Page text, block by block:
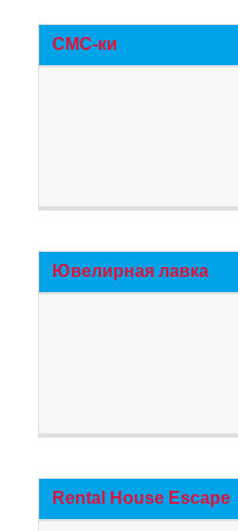
СМС-ки
Ювелирная лавка
Rental House Escape